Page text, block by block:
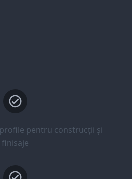
pentru construcții și
finisaje